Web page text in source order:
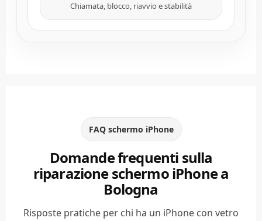
Chiamata, blocco, riavvio e stabilità
FAQ schermo iPhone
Domande frequenti sulla
riparazione schermo iPhone a
Bologna
Risposte pratiche per chi ha un iPhone con vetro